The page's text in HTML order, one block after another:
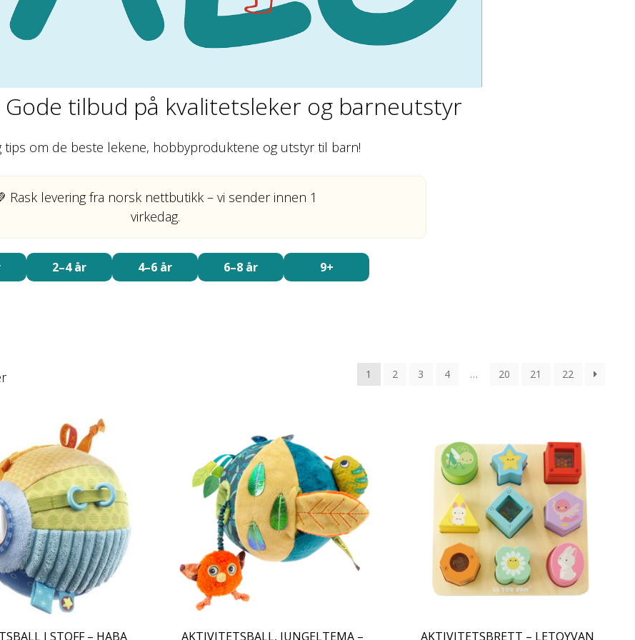
Gode tilbud på kvalitetsleker og barneutstyr
tips om de beste lekene, hobbyproduktene og utstyr til barn!
Rask levering fra norsk nettbutikk – vi sender innen 1
virkedag.
2–4 år 4–6 år 6–8 år 9+
1 2 3 4 … 20 21 22
I STOFF – HABA
AKTIVITETSBALL, JUNGELTEMA –
AKTIVITETSBRETT – LETOYVAN